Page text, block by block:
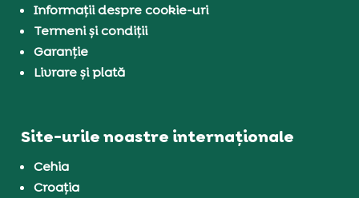
Informații despre cookie-uri
Termeni și condiții
Garanție
Livrare și plată
Site-urile noastre internaționale
Cehia
Croația